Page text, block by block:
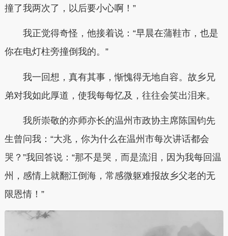
撞了我两次了，以后要小心啊！”
我正觉得奇怪，他接着说：“早晨在蒲鞋市，也是
你在电灯柱旁撞倒我的。”
我一回想，真有其事，惭愧得无地自容。故乡兄
弟对我如此厚道，使我每每忆及，往往会笑出泪来。
我所崇敬的亦师亦长的温州市政协主席陈国钧先
生曾问我：“大兆，你为什么在温州市每次讲话都会
哭？”我回答说：“那不是哭，而是流泪，因为我每回温
州，感情上就翻江倒海，常感微躯难报故乡父老的无
限恩情！”